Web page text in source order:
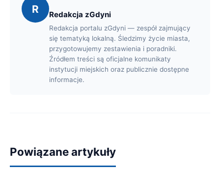
R Redakcja zGdyni
Redakcja portalu zGdyni — zespół zajmujący
się tematyką lokalną. Śledzimy życie miasta,
przygotowujemy zestawienia i poradniki.
Źródłem treści są oficjalne komunikaty
instytucji miejskich oraz publicznie dostępne
informacje.
Powiązane artykuły